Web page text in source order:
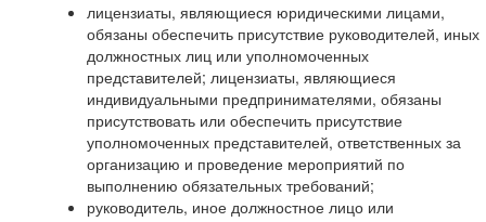
лицензиаты, являющиеся юридическими лицами,
обязаны обеспечить присутствие руководителей, иных
должностных лиц или уполномоченных
представителей; лицензиаты, являющиеся
индивидуальными предпринимателями, обязаны
присутствовать или обеспечить присутствие
уполномоченных представителей, ответственных за
организацию и проведение мероприятий по
выполнению обязательных требований;
руководитель, иное должностное лицо или